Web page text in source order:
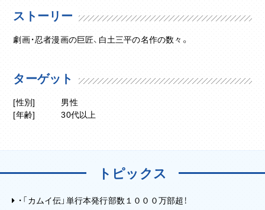
ストーリー
劇画・忍者漫画の巨匠、白土三平の名作の数々。
ターゲット
[性別]
男性
[年齢]
30代以上
トピックス
・「カムイ伝」単行本発行部数１０００万部超！